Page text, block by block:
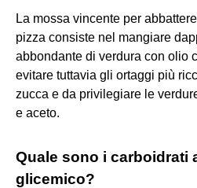
La mossa vincente per
pizza consiste nel mangiare
abbondante di verdura con olio
evitare tuttavia gli ortaggi più
zucca e da privilegiare le
e aceto.
Quale sono i carboidrati
glicemico?